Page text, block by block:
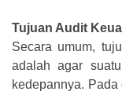
Tujuan Audit
Secara umum,
adalah agar
kedepannya.